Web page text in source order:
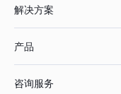
解决方案
产品
咨询服务